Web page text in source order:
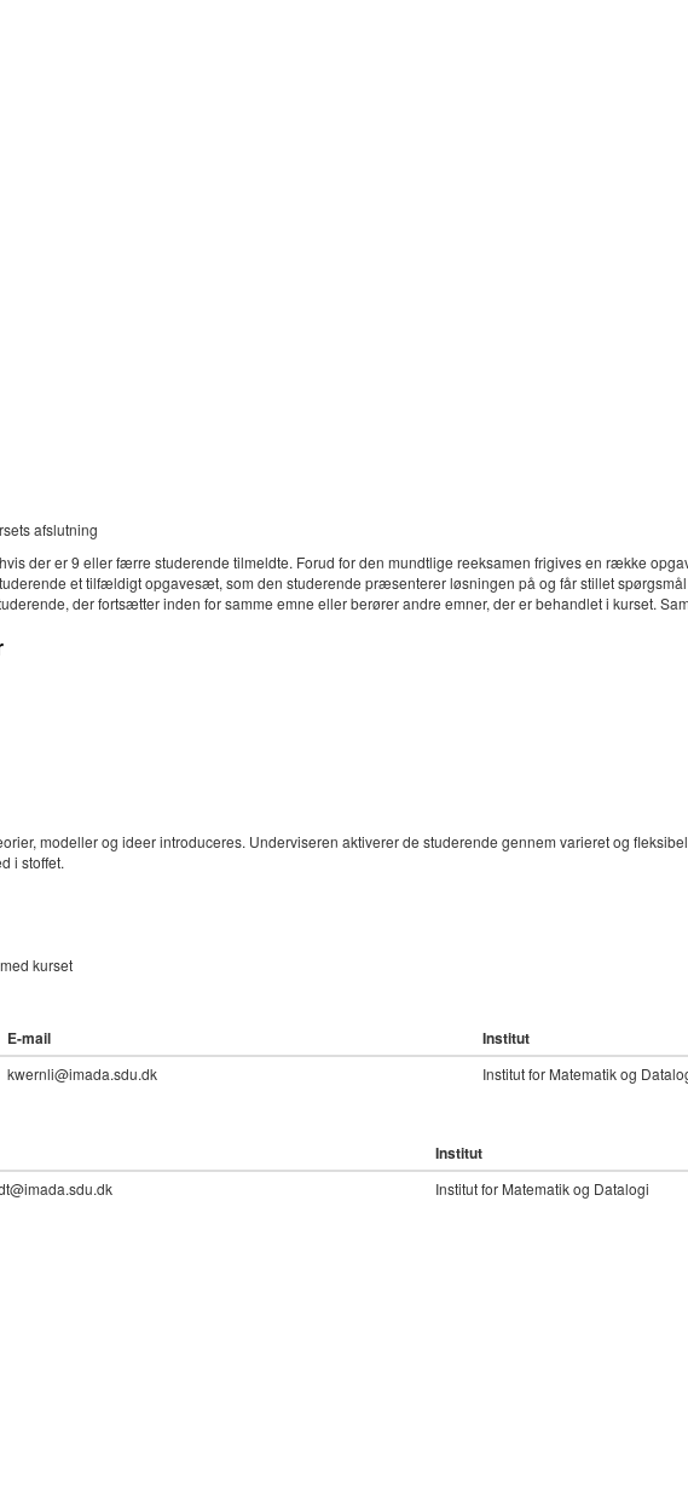
afslutning
der er 9 eller færre studerende tilmeldte. Forud for den mundtlige reeksamen frigives en række
et tilfældigt opgavesæt, som den studerende præsenterer løsningen på og får stillet
der fortsætter inden for samme emne eller berører andre emner, der er behandlet i kurset.
modeller og ideer introduceres. Underviseren aktiverer de studerende gennem varieret og
i stoffet.
kurset
E-mail Institut
kwernli@imada.sdu.dk Institut for Matematik og
Institut
Institut for Matematik og Datalogi